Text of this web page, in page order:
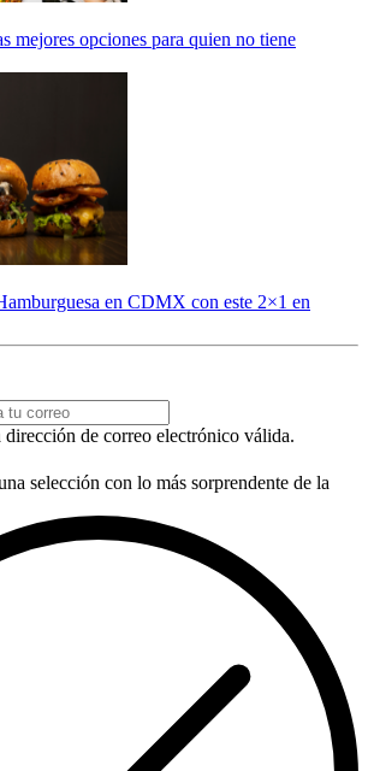
mejores opciones para quien no tiene
en CDMX con este 2×1 en
de correo electrónico válida.
selección con lo más sorprendente de la